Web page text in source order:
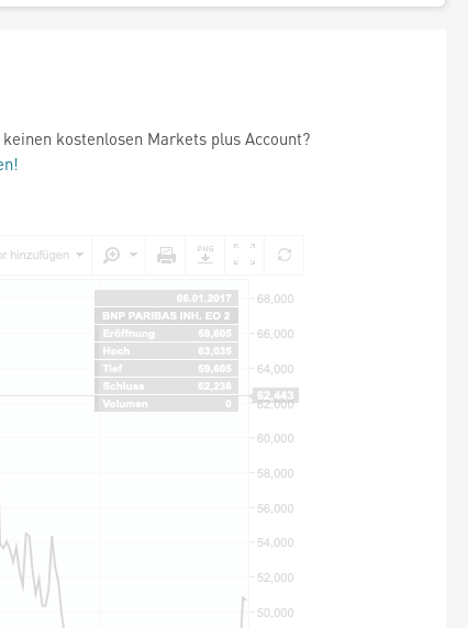
kostenlosen Markets plus Account?